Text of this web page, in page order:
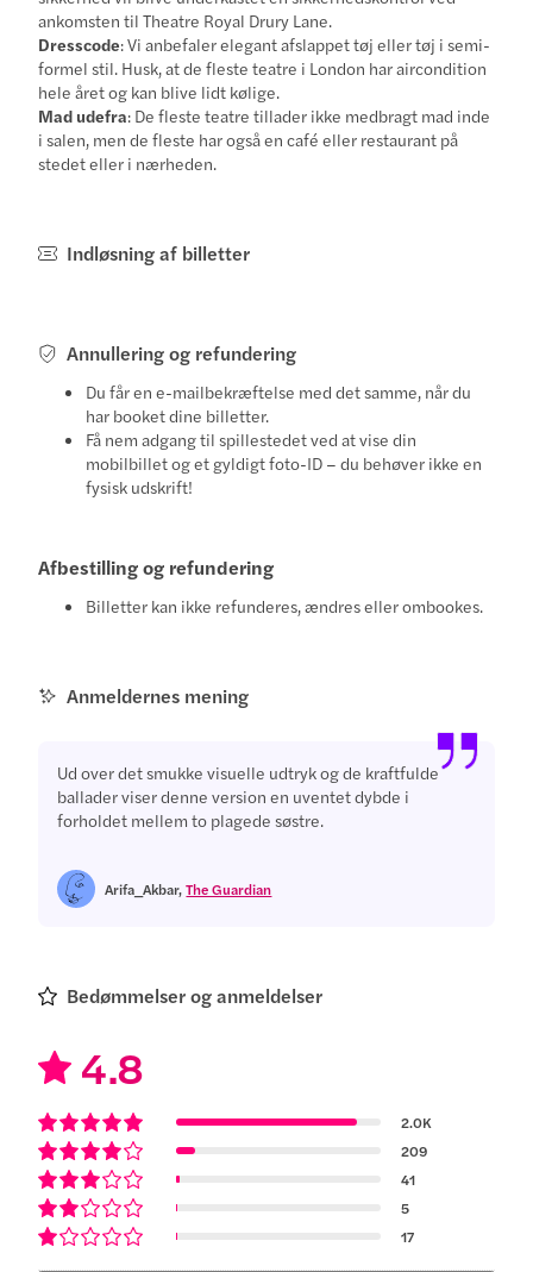
ankomsten til Theatre Royal Drury Lane.
Dresscode: Vi anbefaler elegant afslappet tøj eller tøj i semi-
formel stil. Husk, at de fleste teatre i London har aircondition
hele året og kan blive lidt kølige.
Mad udefra: De fleste teatre tillader ikke medbragt mad inde
i salen, men de fleste har også en café eller restaurant på
stedet eller i nærheden.
Indløsning af billetter
Annullering og refundering
Du får en e-mailbekræftelse med det samme, når du
har booket dine billetter.
Få nem adgang til spillestedet ved at vise din
mobilbillet og et gyldigt foto-ID – du behøver ikke en
fysisk udskrift!
Afbestilling og refundering
Billetter kan ikke refunderes, ændres eller ombookes.
Anmeldernes mening
Ud over det smukke visuelle udtryk og de kraftfulde
ballader viser denne version en uventet dybde i
forholdet mellem to plagede søstre.
Arifa_Akbar,The Guardian
Bedømmelser og anmeldelser
4.8
2.0K
209
41
5
17